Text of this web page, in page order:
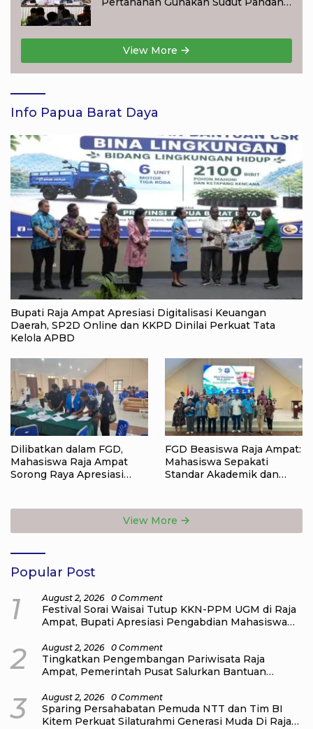
View More
Info Papua Barat Daya
Bupati Raja Ampat Apresiasi Digitalisasi Keuangan
Daerah, SP2D Online dan KKPD Dinilai Perkuat Tata
Kelola APBD
Dilibatkan dalam FGD,
Mahasiswa Raja Ampat
Sorong Raya Apresiasi
FGD Beasiswa Raja Ampat:
Mahasiswa Sepakati
Standar Akademik dan
View More
Popular Post
1 August 2, 2026 0 Comment
Festival Sorai Waisai Tutup KKN-PPM UGM di Raja
Ampat, Bupati Apresiasi Pengabdian Mahasiswa
2 August 2, 2026 0 Comment
Tingkatkan Pengembangan Pariwisata Raja
Ampat, Pemerintah Pusat Salurkan Bantuan
Distrik Tiplol Mayalibit
3 August 2, 2026 0 Comment
Sparing Persahabatan Pemuda NTT dan Tim BI
Kitem Perkuat Silaturahmi Generasi Muda Di Raja